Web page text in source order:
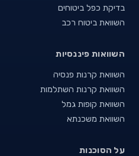
בדיקת כפל ביטוחים
השוואת ביטוח רכב
השוואות פיננסיות
השוואת קרנות פנסיה
השוואת קרנות השתלמות
השוואת קופות גמל
השוואת משכנתא
על הסוכנות